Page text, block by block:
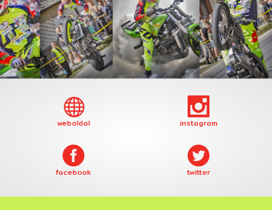
weboldal instagram
facebook twitter